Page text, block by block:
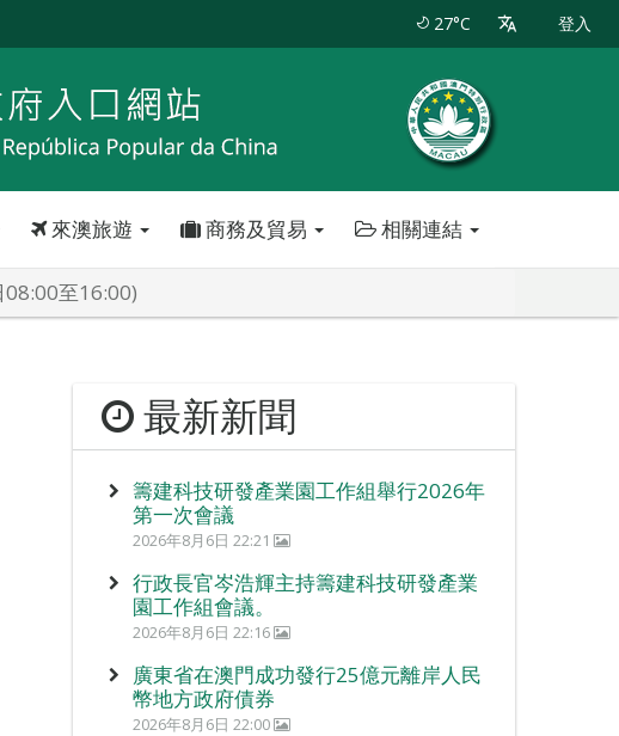
27°C 登入
來澳旅遊 商務及貿易 相關連結
至16:00)
最新新聞
籌建科技研發產業園工作組舉行2026年
第一次會議
2026年8月6日 22:21
行政長官岑浩輝主持籌建科技研發產業
園工作組會議。
2026年8月6日 22:16
廣東省在澳門成功發行25億元離岸人民
幣地方政府債券
2026年8月6日 22:00